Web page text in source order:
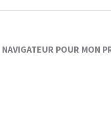
POUR MON